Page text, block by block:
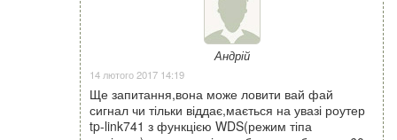
Андрій
14 лютого 2017 14:19
Ще запитання,вона може ловити вай фай
сигнал чи тільки віддає,мається на увазі роутер
tp-link741 з функцією WDS(режим тіпа